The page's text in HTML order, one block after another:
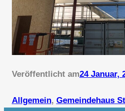
Veröffentlicht am24 Januar,
Allgemein, Gemeindehaus